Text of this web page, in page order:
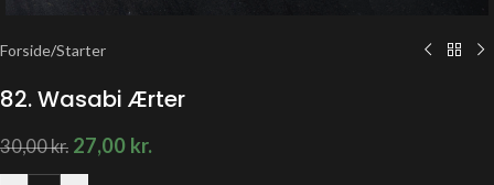
Forside/Starter
82. Wasabi Ærter
30,00kr. 27,00 kr.